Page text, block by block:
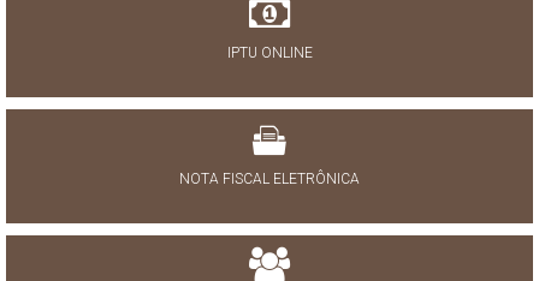
IPTU ONLINE
NOTA FISCAL ELETRÔNICA